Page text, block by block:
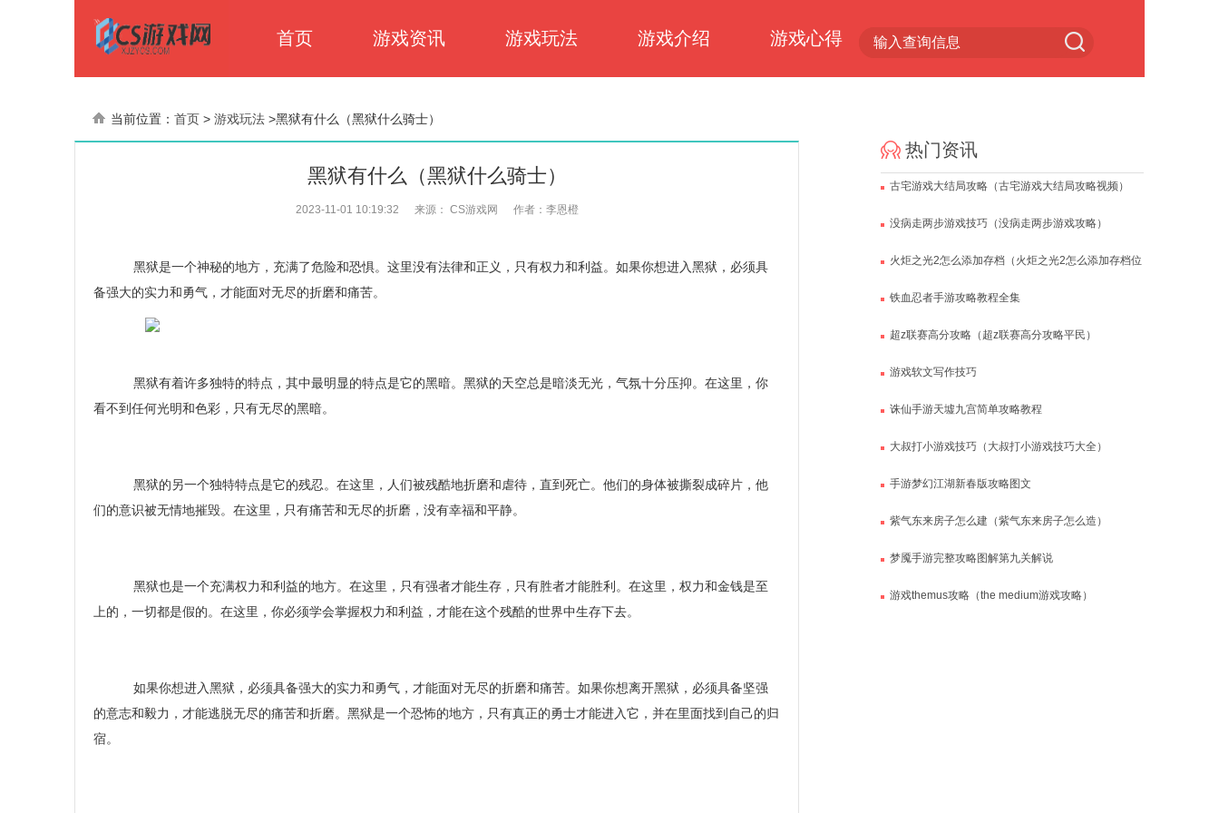
首页 游戏资讯 游戏玩法 游戏介绍 游戏心得 小游戏专区
当前位置： 首页 > 游戏玩法 >黑狱有什么（黑狱什么骑士）
黑狱有什么（黑狱什么骑士）
2023-11-01 10:19:32 来源： CS游戏网 作者：李恩橙
黑狱是一个神秘的地方，充满了危险和恐惧。这里没有法律和正义，只有权力和利益。如果你想进入黑狱，必须具
备强大的实力和勇气，才能面对无尽的折磨和痛苦。
黑狱有着许多独特的特点，其中最明显的特点是它的黑暗。黑狱的天空总是暗淡无光，气氛十分压抑。在这里，你
看不到任何光明和色彩，只有无尽的黑暗。
黑狱的另一个独特特点是它的残忍。在这里，人们被残酷地折磨和虐待，直到死亡。他们的身体被撕裂成碎片，他
们的意识被无情地摧毁。在这里，只有痛苦和无尽的折磨，没有幸福和平静。
黑狱也是一个充满权力和利益的地方。在这里，只有强者才能生存，只有胜者才能胜利。在这里，权力和金钱是至
上的，一切都是假的。在这里，你必须学会掌握权力和利益，才能在这个残酷的世界中生存下去。
如果你想进入黑狱，必须具备强大的实力和勇气，才能面对无尽的折磨和痛苦。如果你想离开黑狱，必须具备坚强
的意志和毅力，才能逃脱无尽的痛苦和折磨。黑狱是一个恐怖的地方，只有真正的勇士才能进入它，并在里面找到自己的归
宿。
热门资讯
古宅游戏大结局攻略（古宅游戏大结局攻略视频）
没病走两步游戏技巧（没病走两步游戏攻略）
火炬之光2怎么添加存档（火炬之光2怎么添加存档位
铁血忍者手游攻略教程全集
超z联赛高分攻略（超z联赛高分攻略平民）
游戏软文写作技巧
诛仙手游天墟九宫简单攻略教程
大叔打小游戏技巧（大叔打小游戏技巧大全）
手游梦幻江湖新春版攻略图文
紫气东来房子怎么建（紫气东来房子怎么造）
梦魇手游完整攻略图解第九关解说
游戏themus攻略（the medium游戏攻略）